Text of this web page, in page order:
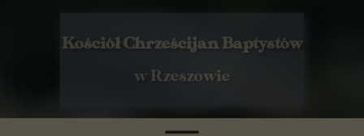
Kościół Chrześcijan Baptystów
w Rzeszowie